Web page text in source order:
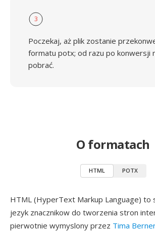
3
Poczekaj, aż plik zostanie
formatu potx; od razu po konwersji
pobrać.
O formatach
HTML POTX
HTML (HyperText Markup Language) to
jezyk znacznikow do tworzenia stron
pierwotnie wymyslony przez Tima